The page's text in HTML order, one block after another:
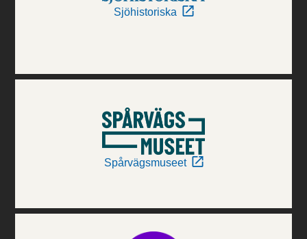
Sjöhistoriska
Spårvägsmuseet